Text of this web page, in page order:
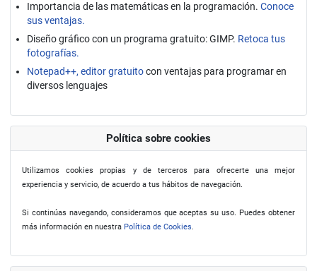
Importancia de las matemáticas en la programación. Conoce
sus ventajas.
Diseño gráfico con un programa gratuito: GIMP. Retoca tus
fotografías.
Notepad++, editor gratuitocon ventajas para programar en
diversos lenguajes
Política sobre cookies
Utilizamos cookies propias y de terceros para ofrecerte una mejor
experiencia y servicio, de acuerdo a tus hábitos de navegación.
Si continúas navegando, consideramos que aceptas su uso. Puedes obtener
más información en nuestra Política de Cookies.